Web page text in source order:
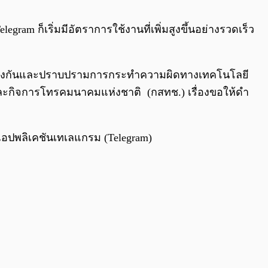
0:00 /
ก็เริ่มมีอัตราการใช้งานที่เพิ่มสูงขึ้นอย่างรวดเร็ว
กันและปราบปรามการกระทําความผิดทางเทคโนโลยี
กิจการโทรคมนาคมแห่งชาติ (กสทช.) เรื่องขอให้ดํา
พลิเคชันเทเลแกรม (Telegram)